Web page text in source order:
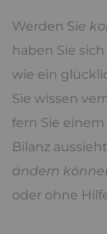
Werden Sie
haben Sie
wie ein
Sie wissen
fern Sie
Bilanz
ändern
oder ohne